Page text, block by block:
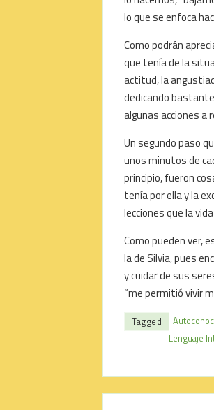
lo que se enfoca
Como podrán
que tenía de la
actitud, la
dedicando
algunas acciones a
Un segundo paso
unos minutos de
principio, fueron
tenía por ella y la
lecciones que la
Como pueden ver,
la de Silvia, pues
y cuidar de sus
“me permitió vivir
Tagged
Lenguaje